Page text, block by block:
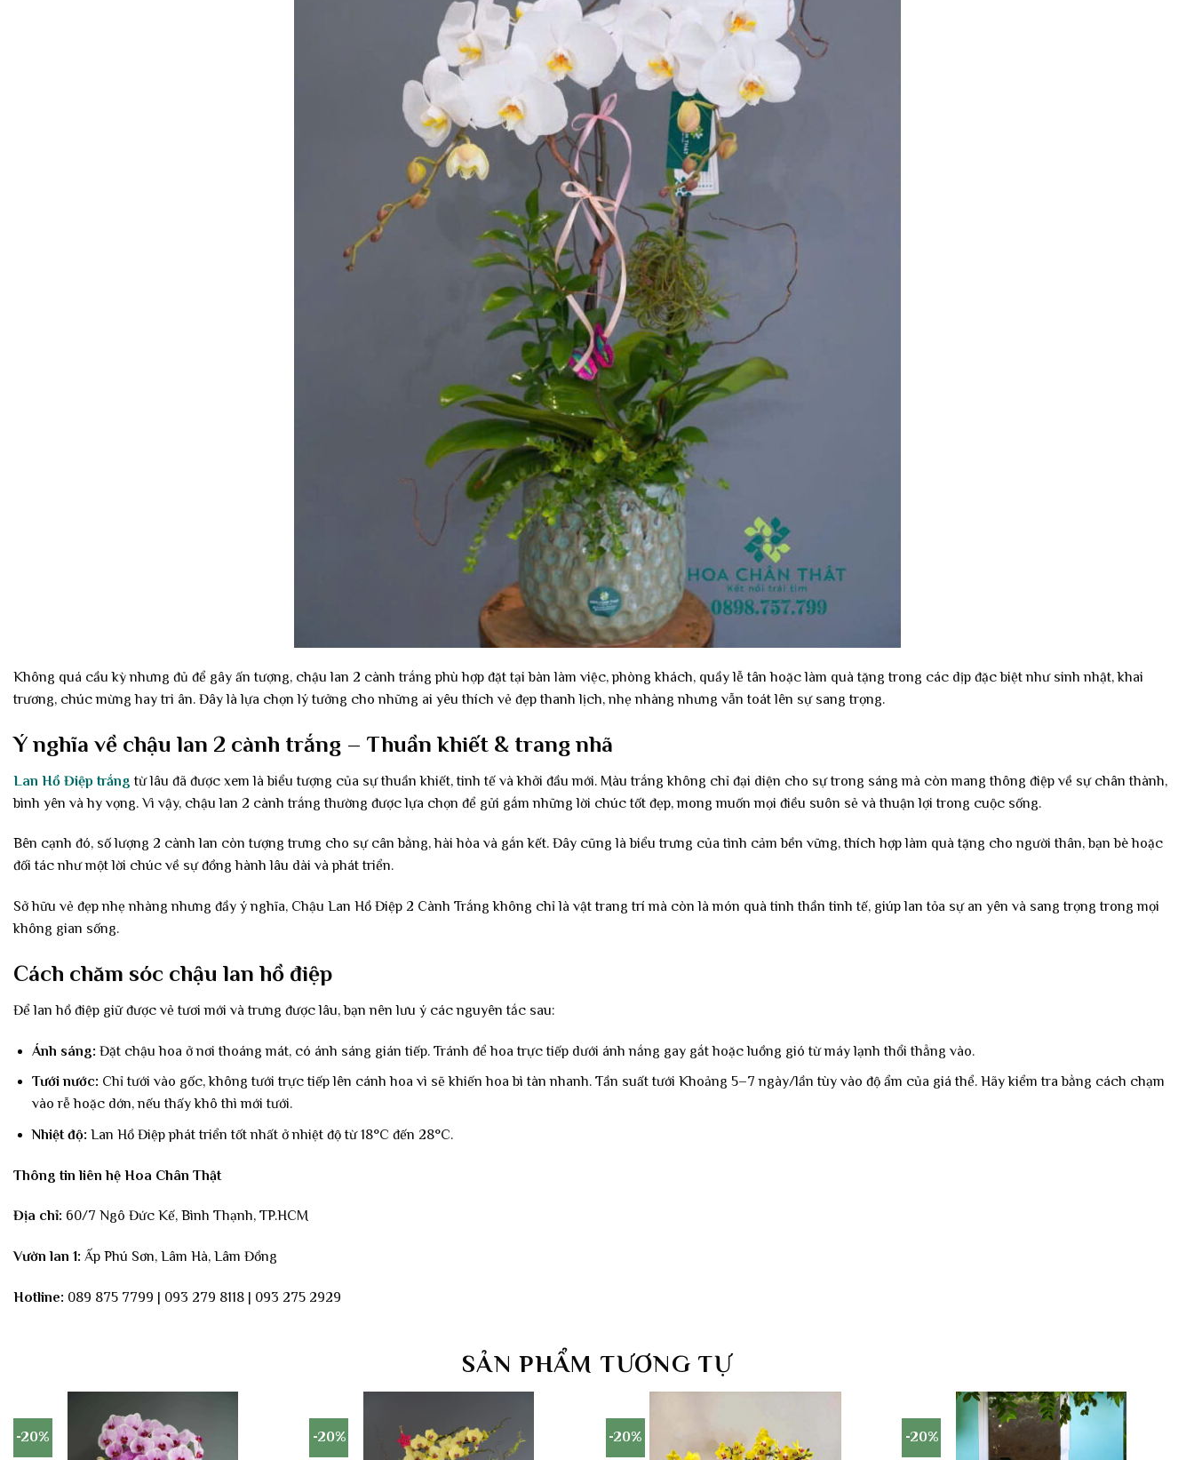
Không quá cầu kỳ nhưng đủ để gây ấn tượng, chậu lan 2 cành trắng phù hợp đặt tại bàn làm việc, phòng khách, quầy lễ tân hoặc làm quà tặng trong các dịp đặc biệt như sinh nhật, khai
trương, chúc mừng hay tri ân. Đây là lựa chọn lý tưởng cho những ai yêu thích vẻ đẹp thanh lịch, nhẹ nhàng nhưng vẫn toát lên sự sang trọng.
Ý nghĩa về chậu lan 2 cành trắng – Thuần khiết & trang nhã
Lan Hồ Điệp trắng từ lâu đã được xem là biểu tượng của sự thuần khiết, tinh tế và khởi đầu mới. Màu trắng không chỉ đại diện cho sự trong sáng mà còn mang thông điệp về sự chân thành,
bình yên và hy vọng. Vì vậy, chậu lan 2 cành trắng thường được lựa chọn để gửi gắm những lời chúc tốt đẹp, mong muốn mọi điều suôn sẻ và thuận lợi trong cuộc sống.
Bên cạnh đó, số lượng 2 cành lan còn tượng trưng cho sự cân bằng, hài hòa và gắn kết. Đây cũng là biểu trưng của tình cảm bền vững, thích hợp làm quà tặng cho người thân, bạn bè hoặc
đối tác như một lời chúc về sự đồng hành lâu dài và phát triển.
Sở hữu vẻ đẹp nhẹ nhàng nhưng đầy ý nghĩa, Chậu Lan Hồ Điệp 2 Cành Trắng không chỉ là vật trang trí mà còn là món quà tinh thần tinh tế, giúp lan tỏa sự an yên và sang trọng trong mọi
không gian sống.
Cách chăm sóc chậu lan hồ điệp
Để lan hồ điệp giữ được vẻ tươi mới và trưng được lâu, bạn nên lưu ý các nguyên tắc sau:
Ánh sáng: Đặt chậu hoa ở nơi thoáng mát, có ánh sáng gián tiếp. Tránh để hoa trực tiếp dưới ánh nắng gay gắt hoặc luồng gió từ máy lạnh thổi thẳng vào.
Tưới nước: Chỉ tưới vào gốc, không tưới trực tiếp lên cánh hoa vì sẽ khiến hoa bì tàn nhanh. Tần suất tưới Khoảng 5–7 ngày/lần tùy vào độ ẩm của giá thể. Hãy kiểm tra bằng cách chạm
vào rễ hoặc dớn, nếu thấy khô thì mới tưới.
Nhiệt độ: Lan Hồ Điệp phát triển tốt nhất ở nhiệt độ từ 18°C đến 28°C.
Thông tin liên hệ Hoa Chân Thật
Địa chỉ: 60/7 Ngô Đức Kế, Bình Thạnh, TP.HCM
Vườn lan 1: Ấp Phú Sơn, Lâm Hà, Lâm Đồng
Hotline: 089 875 7799 | 093 279 8118 | 093 275 2929
SẢN PHẨM TƯƠNG TỰ
-20% -20% -20% -20%